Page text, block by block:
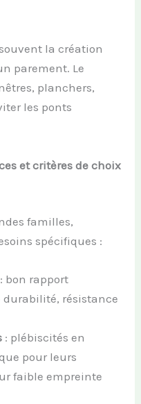
la création
parement. Le
planchers,
les ponts
et critères de choix
familles,
spécifiques :
: bon rapport
résistance
: plébiscités en
pour leurs
faible empreinte